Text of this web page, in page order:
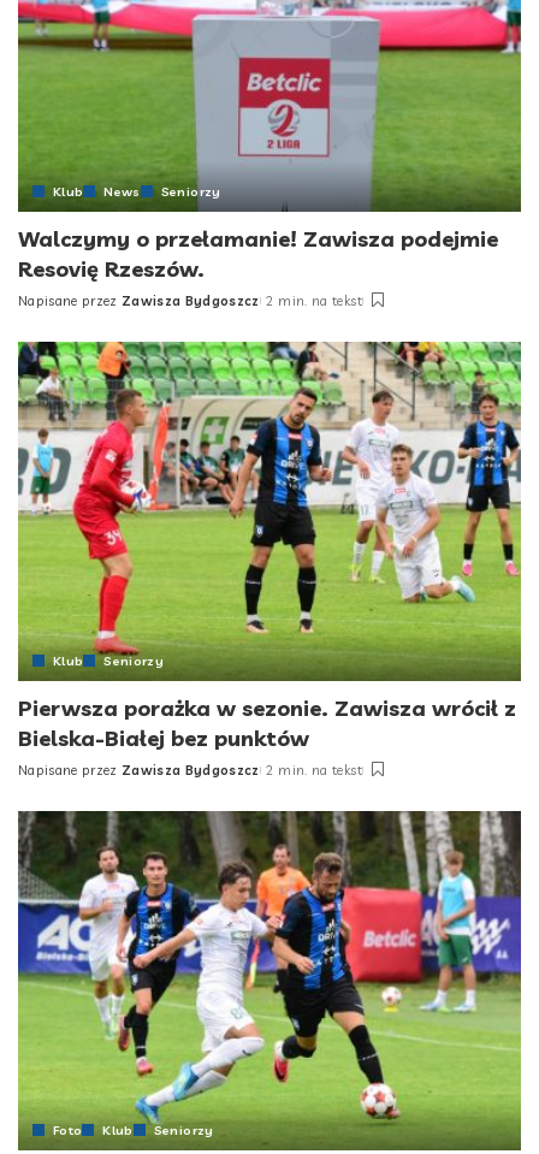
Klub News Seniorzy
Walczymy o przełamanie! Zawisza podejmie
Resovię Rzeszów.
Posted
Napisane przez Zawisza Bydgoszcz 2 min. na tekst
Klub Seniorzy
Pierwsza porażka w sezonie. Zawisza wrócił z
Bielska-Białej bez punktów
Posted
Napisane przez Zawisza Bydgoszcz 2 min. na tekst
Foto Klub Seniorzy